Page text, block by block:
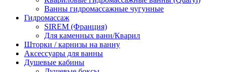
Ванны гидромассажные чугунные
Гидромассаж
SIREM (Франция)
Для каменных ванн/Кварил
Шторки / карнизы на ванну
Аксессуары для ванны
Душевые кабины